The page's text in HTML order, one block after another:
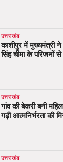
उत्तराखंड
काशीपुर में मुख्यमंत्री
सिंह चीमा के परिजनों
उत्तराखंड
गांव की बेकरी बनी
गढ़ी आत्मनिर्भरता की
उत्तराखंड